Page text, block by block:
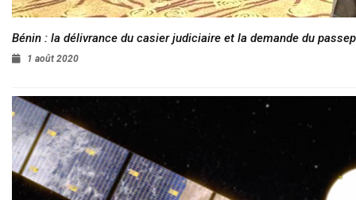
Bénin : la délivrance du casier judiciaire et la demande du
1 août 2020